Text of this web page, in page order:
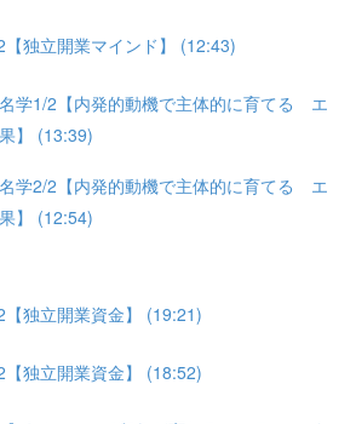
独立開業マインド】 (12:43)
学1/2【内発的動機で主体的に育てる エ
】 (13:39)
学2/2【内発的動機で主体的に育てる エ
】 (12:54)
独立開業資金】 (19:21)
独立開業資金】 (18:52)